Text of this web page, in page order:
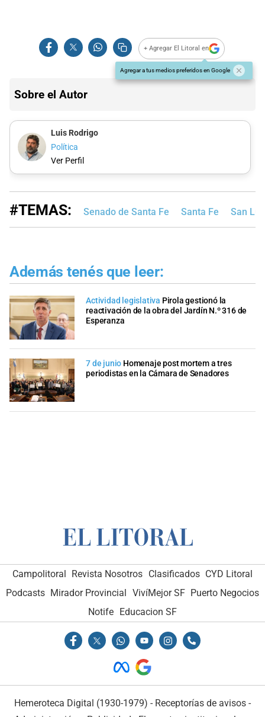
+ Agregar El Litoral en
Agregar a tus medios preferidos en Google
Sobre el Autor
Luis Rodrigo
Política
Ver Perfil
#TEMAS: Senado de Santa Fe Santa Fe San
Además tenés que leer:
Actividad legislativa Pirola gestionó la
reactivación de la obra del Jardín N.º 316 de
Esperanza
7 de junio Homenaje post mortem a tres
periodistas en la Cámara de Senadores
Campolitoral Revista Nosotros Clasificados CYD Litoral
Podcasts Mirador Provincial VivíMejor SF Puerto Negocios
Notife Educacion SF
Hemeroteca Digital (1930-1979) - Receptorías de avisos -